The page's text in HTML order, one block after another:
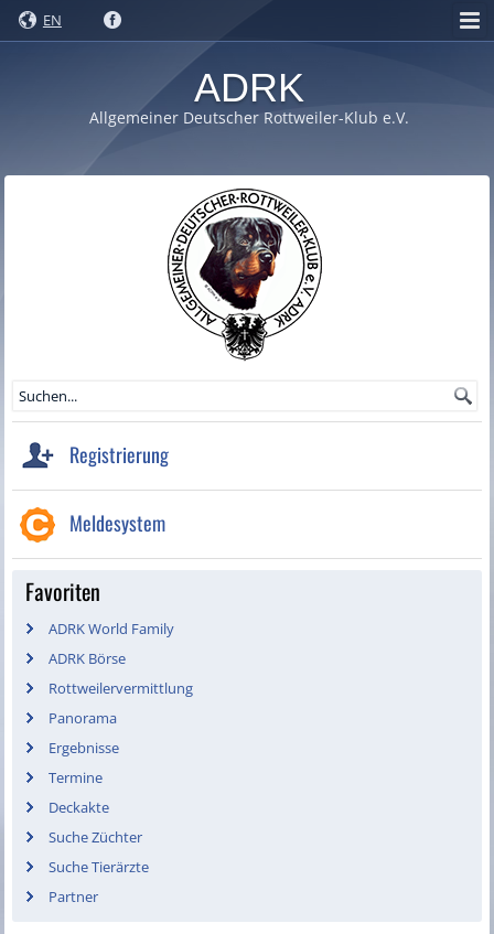
EN
ADRK
Allgemeiner Deutscher Rottweiler-Klub e.V.
Registrierung
Meldesystem
Favoriten
ADRK World Family
ADRK Börse
Rottweilervermittlung
Panorama
Ergebnisse
Termine
Deckakte
Suche Züchter
Suche Tierärzte
Partner